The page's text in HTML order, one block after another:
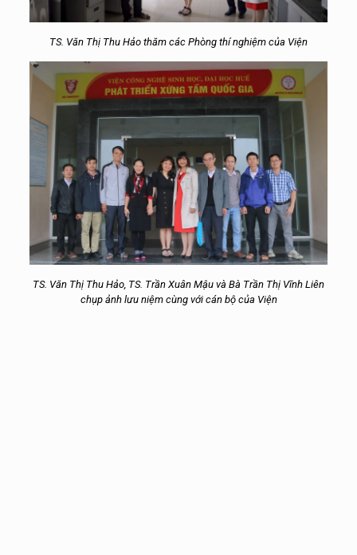
TS. Văn Thị Thu Hảo thăm các Phòng thí nghiệm của Viện
TS. Văn Thị Thu Hảo, TS. Trần Xuân Mậu và Bà Trần Thị Vĩnh Liên
chụp ảnh lưu niệm cùng với cán bộ của Viện